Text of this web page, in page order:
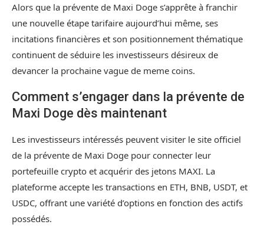
Alors que la prévente de Maxi Doge s’apprête à franchir
une nouvelle étape tarifaire aujourd’hui même, ses
incitations financières et son positionnement thématique
continuent de séduire les investisseurs désireux de
devancer la prochaine vague de meme coins.
Comment s’engager dans la prévente de
Maxi Doge dès maintenant
Les investisseurs intéressés peuvent visiter le site officiel
de la prévente de Maxi Doge pour connecter leur
portefeuille crypto et acquérir des jetons MAXI. La
plateforme accepte les transactions en ETH, BNB, USDT, et
USDC, offrant une variété d’options en fonction des actifs
possédés.